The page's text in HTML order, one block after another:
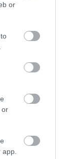
or
or